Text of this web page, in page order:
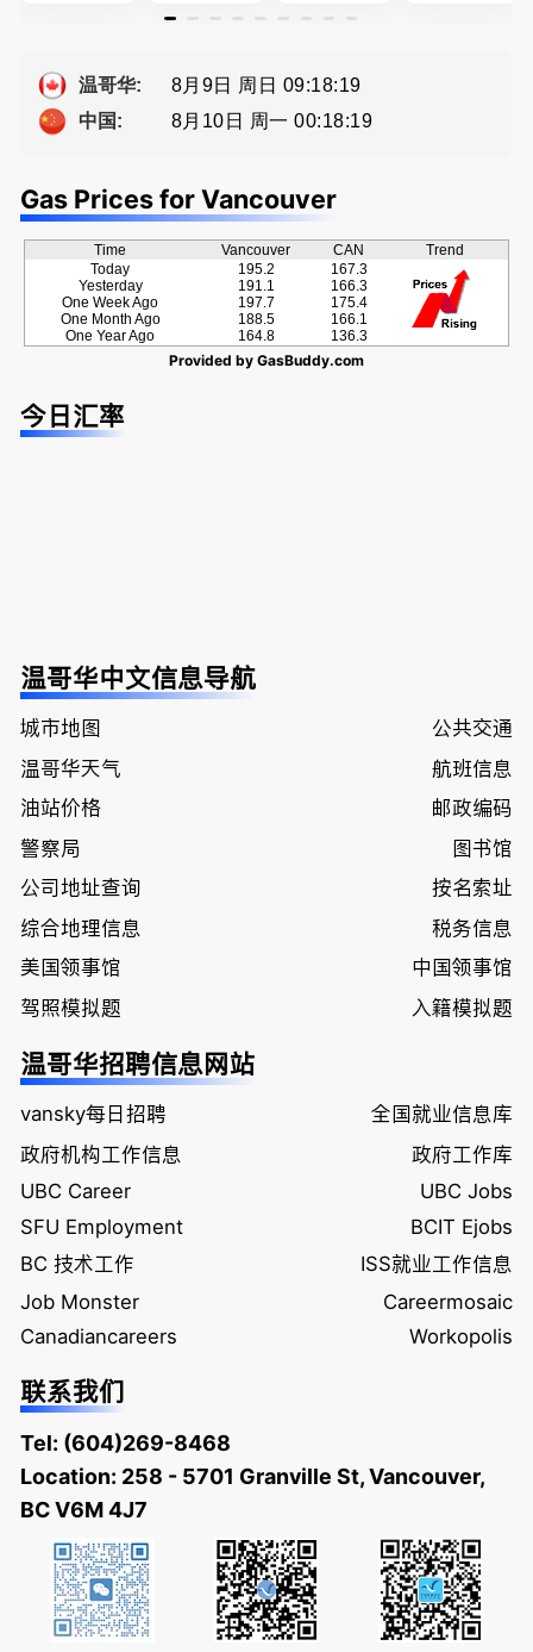
Sophia Fan
房屋买卖,
资产规划管
迎委托，多
案！
为你提供全
服务
温哥华:
8月9日 周日 09:18:19
中国:
8月10日 周一 00:18:19
Gas Prices for Vancouver
Time Vancouver CAN
Trend
Today
Yesterday
One Week Ago
One Month Ago
One Year Ago
195.2
191.1
197.7
188.5
164.8
167.3
166.3
175.4
166.1
136.3
Provided by GasBuddy.com
今日汇率
温哥华中文信息导航
城市地图
公共交通
温哥华天气
航班信息
油站价格
邮政编码
警察局
图书馆
公司地址查询
按名索址
综合地理信息
税务信息
美国领事馆
中国领事馆
驾照模拟题
入籍模拟题
温哥华招聘信息网站
vansky每日招聘
全国就业信息库
政府机构工作信息
政府工作库
UBC Career
UBC Jobs
SFU Employment
BCIT Ejobs
BC 技术工作
ISS就业工作信息
Job Monster
Careermosaic
Canadiancareers
Workopolis
联系我们
Tel: (604)269-8468
Location: 258 - 5701 Granville St, Vancouver,
BC V6M 4J7